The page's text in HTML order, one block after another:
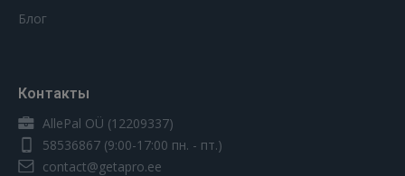
Блог
Контакты
AllePal OÜ (12209337)
58536867 (9:00-17:00 пн. - пт.)
contact@getapro.ee